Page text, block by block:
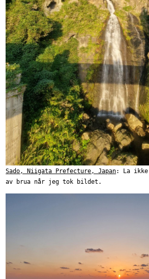
Sado, Niigata Prefecture, Japan: La ikke
av brua når jeg tok bildet.